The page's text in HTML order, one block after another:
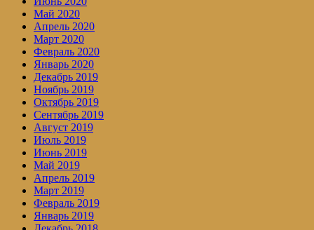
Май 2020
Апрель 2020
Март 2020
Февраль 2020
Январь 2020
Декабрь 2019
Ноябрь 2019
Октябрь 2019
Сентябрь 2019
Август 2019
Июль 2019
Июнь 2019
Май 2019
Апрель 2019
Март 2019
Февраль 2019
Январь 2019